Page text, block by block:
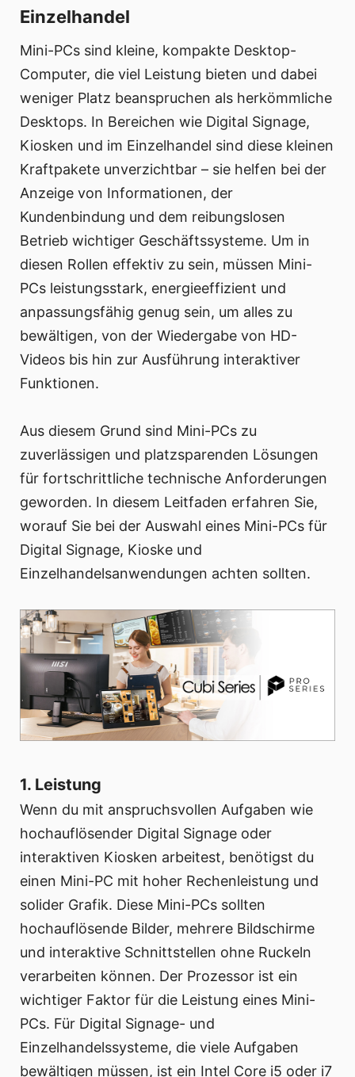
Einzelhandel
Mini-PCs sind kleine, kompakte Desktop-
Computer, die viel Leistung bieten und dabei
weniger Platz beanspruchen als herkömmliche
Desktops. In Bereichen wie Digital Signage,
Kiosken und im Einzelhandel sind diese kleinen
Kraftpakete unverzichtbar – sie helfen bei der
Anzeige von Informationen, der
Kundenbindung und dem reibungslosen
Betrieb wichtiger Geschäftssysteme. Um in
diesen Rollen effektiv zu sein, müssen Mini-
PCs leistungsstark, energieeffizient und
anpassungsfähig genug sein, um alles zu
bewältigen, von der Wiedergabe von HD-
Videos bis hin zur Ausführung interaktiver
Funktionen.
Aus diesem Grund sind Mini-PCs zu
zuverlässigen und platzsparenden Lösungen
für fortschrittliche technische Anforderungen
geworden. In diesem Leitfaden erfahren Sie,
worauf Sie bei der Auswahl eines Mini-PCs für
Digital Signage, Kioske und
Einzelhandelsanwendungen achten sollten.
1. Leistung
Wenn du mit anspruchsvollen Aufgaben wie
hochauflösender Digital Signage oder
interaktiven Kiosken arbeitest, benötigst du
einen Mini-PC mit hoher Rechenleistung und
solider Grafik. Diese Mini-PCs sollten
hochauflösende Bilder, mehrere Bildschirme
und interaktive Schnittstellen ohne Ruckeln
verarbeiten können. Der Prozessor ist ein
wichtiger Faktor für die Leistung eines Mini-
PCs. Für Digital Signage- und
Einzelhandelssysteme, die viele Aufgaben
bewältigen müssen, ist ein Intel Core i5 oder i7